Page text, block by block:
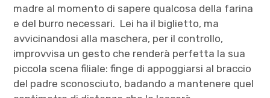
madre al momento di sapere qualcosa della farina
e del burro necessari. Lei ha il biglietto, ma
avvicinandosi alla maschera, per il controllo,
improvvisa un gesto che renderà perfetta la sua
piccola scena filiale: finge di appoggiarsi al braccio
del padre sconosciuto, badando a mantenere quel